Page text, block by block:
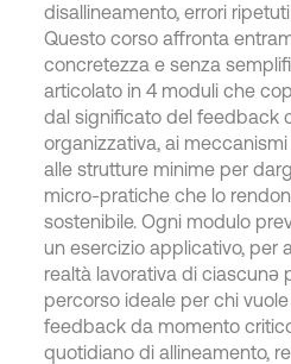
disallineamento, errori
Questo corso affronta
concretezza e senza
articolato in 4 moduli che
dal significato del feedback
organizzativa, ai
alle strutture minime per
micro-pratiche che lo
sostenibile. Ogni modulo
un esercizio applicativo, per
realtà lavorativa di ciascunə
percorso ideale per chi
feedback da momento
quotidiano di allineamento,